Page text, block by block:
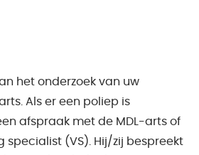
het onderzoek van uw
Als er een poliep is
afspraak met de MDL-arts of
specialist (VS). Hij/zij bespreekt